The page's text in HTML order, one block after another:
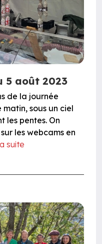
5 août 2023
de la journée
sous un ciel
les pentes. On
les webcams en
suite